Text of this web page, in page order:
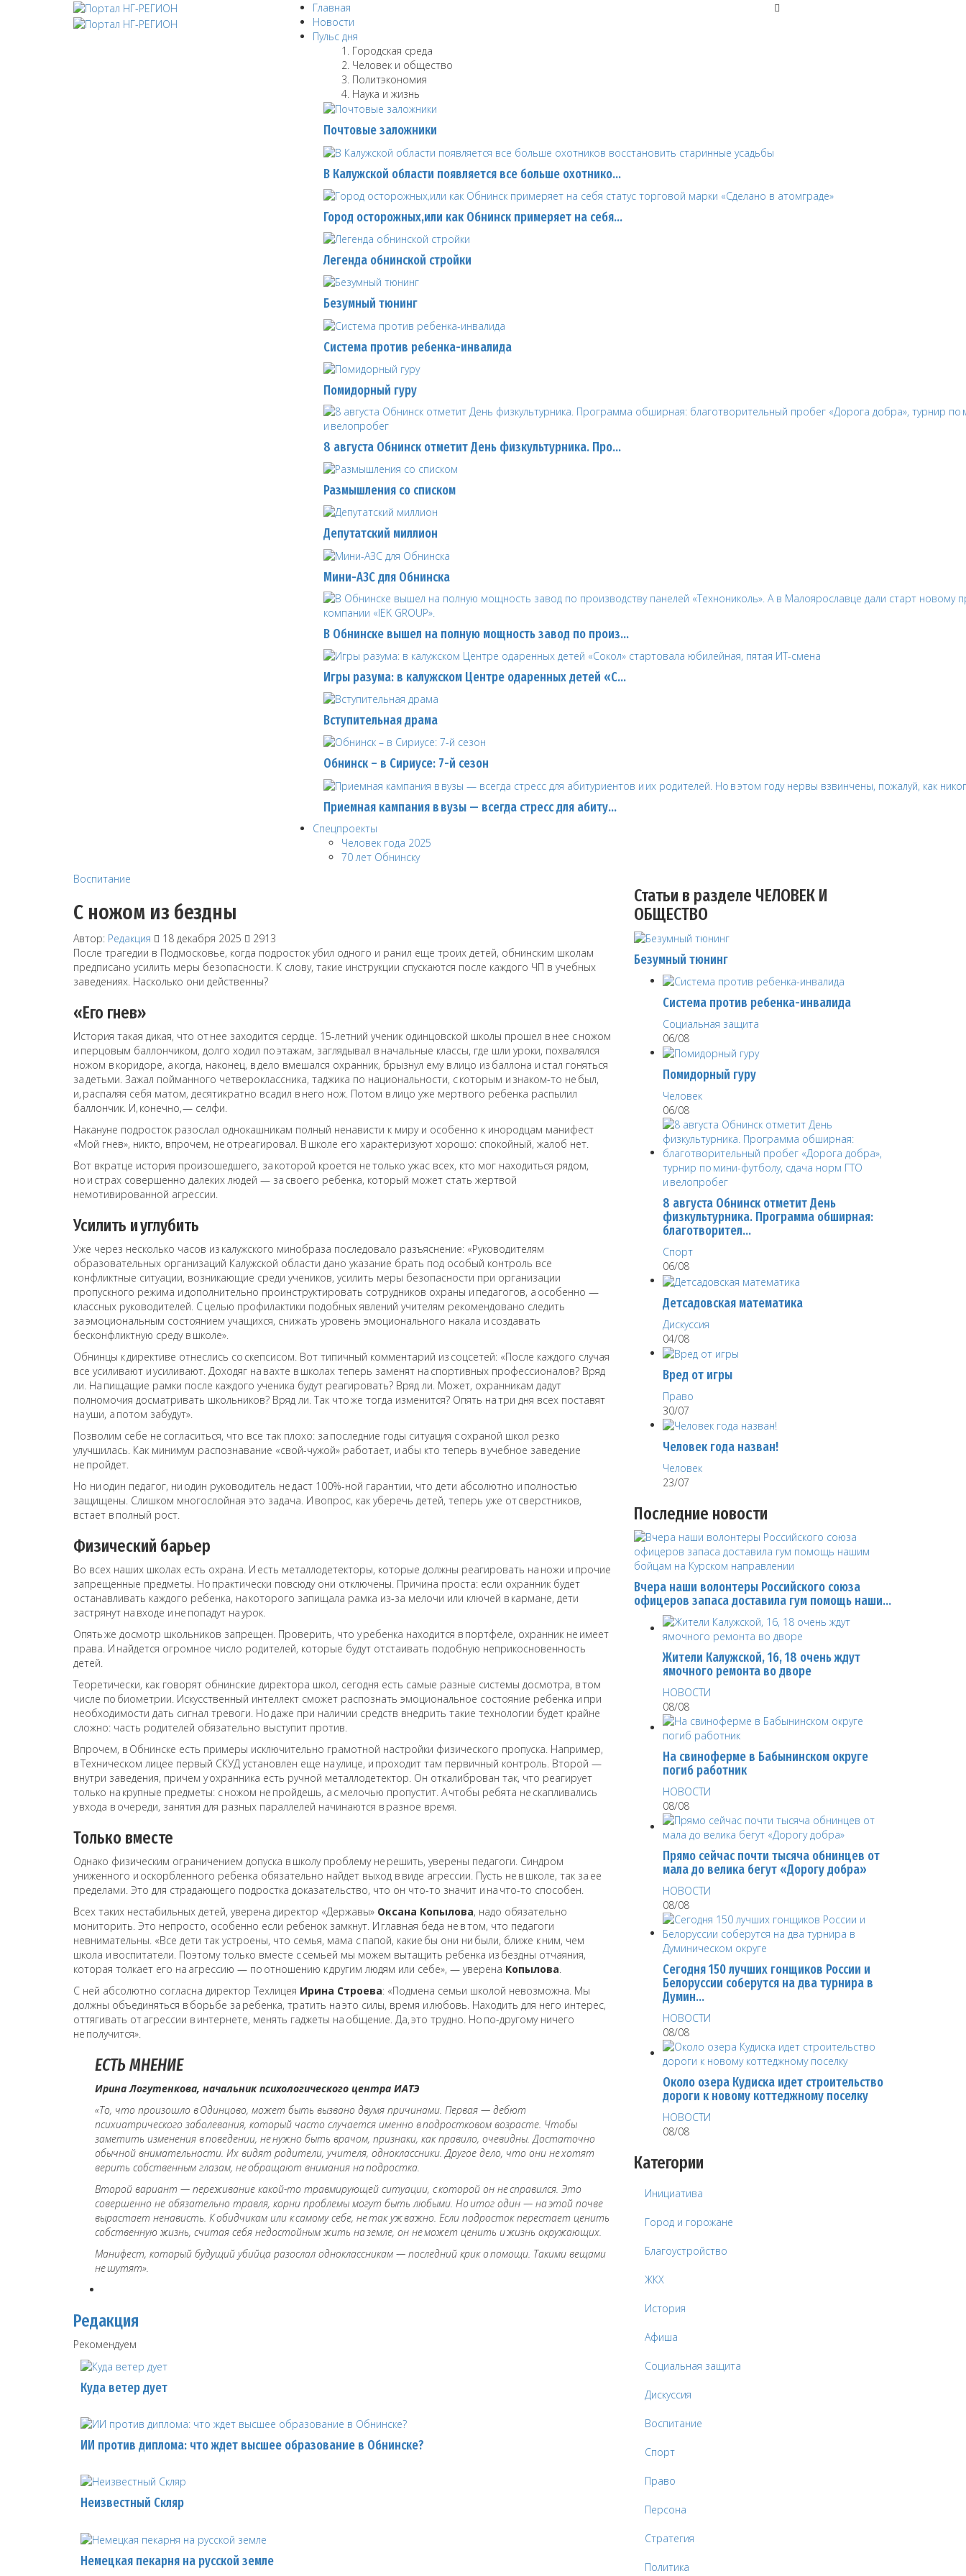
Главная
Новости
Пульс дня
Городская среда
Человек и общество
Политэкономия
Наука и жизнь
Почтовые заложники
В Калужской области появляется все больше охотнико…
Город осторожных,или как Обнинск примеряет на себя…
Легенда обнинской стройки
Безумный тюнинг
Система против ребенка-инвалида
Помидорный гуру
8 августа Обнинск отметит День физкультурника. Про…
Размышления со списком
Депутатский миллион
Мини-АЗС для Обнинска
В Обнинске вышел на полную мощность завод по произ…
Игры разума: в калужском Центре одаренных детей «С…
Вступительная драма
Обнинск – в Сириусе: 7-й сезон
Приемная кампания в вузы — всегда стресс для абиту…
Спецпроекты
Человек года 2025
70 лет Обнинску
Воспитание
С ножом из бездны
Автор: Редакция 18 декабря 2025
2913
После трагедии в Подмосковье, когда подросток убил одного и ранил еще троих детей, обнинским школам
предписано усилить меры безопасности. К слову, такие инструкции спускаются после каждого ЧП в учебных
заведениях. Насколько они действенны?
«Его гнев»
История такая дикая, что от нее заходится сердце. 15-летний ученик одинцовской школы прошел в нее с ножом
и перцовым баллончиком, долго ходил по этажам, заглядывал в начальные классы, где шли уроки, похвалялся
ножом в коридоре, а когда, наконец, в дело вмешался охранник, брызнул ему в лицо из баллона и стал гоняться
за детьми. Зажал пойманного четвероклассника, таджика по национальности, с которым и знаком-то не был,
и, распаляя себя матом, десятикратно всадил в него нож. Потом в лицо уже мертвого ребенка распылил
баллончик. И, конечно, — селфи.
Накануне подросток разослал однокашникам полный ненависти к миру и особенно к инородцам манифест
«Мой гнев», никто, впрочем, не отреагировал. В школе его характеризуют хорошо: спокойный, жалоб нет.
Вот вкратце история произошедшего, за которой кроется не только ужас всех, кто мог находиться рядом,
но и страх совершенно далеких людей — за своего ребенка, который может стать жертвой
немотивированной агрессии.
Усилить и углубить
Уже через несколько часов из калужского минобраза последовало разъяснение: «Руководителям
образовательных организаций Калужской области дано указание брать под особый контроль все
конфликтные ситуации, возникающие среди учеников, усилить меры безопасности при организации
пропускного режима и дополнительно проинструктировать сотрудников охраны и педагогов, а особенно —
классных руководителей. С целью профилактики подобных явлений учителям рекомендовано следить
за эмоциональным состоянием учащихся, снижать уровень эмоционального накала и создавать
бесконфликтную среду в школе».
Обнинцы к директиве отнеслись со скепсисом. Вот типичный комментарий из соцсетей: «После каждого случая
все усиливают и усиливают. Доходяг на вахте в школах теперь заменят на спортивных профессионалов? Вряд
ли. На пищащие рамки после каждого ученика будут реагировать? Вряд ли. Может, охранникам дадут
полномочия досматривать школьников? Вряд ли. Так что же тогда изменится? Опять на три дня всех поставят
на уши, а потом забудут».
Позволим себе не согласиться, что все так плохо: за последние годы ситуация с охраной школ резко
улучшилась. Как минимум распознавание «свой-чужой» работает, и абы кто теперь в учебное заведение
не пройдет.
Но ни один педагог, ни один руководитель не даст 100%-ной гарантии, что дети абсолютно и полностью
защищены. Слишком многослойная это задача. И вопрос, как уберечь детей, теперь уже от сверстников,
встает в полный рост.
Физический барьер
Во всех наших школах есть охрана. И есть металлодетекторы, которые должны реагировать на ножи и прочие
запрещенные предметы. Но практически повсюду они отключены. Причина проста: если охранник будет
останавливать каждого ребенка, на которого запищала рамка из-за мелочи или ключей в кармане, дети
застрянут на входе и не попадут на урок.
Опять же досмотр школьников запрещен. Проверить, что у ребенка находится в портфеле, охранник не имеет
права. И найдется огромное число родителей, которые будут отстаивать подобную неприкосновенность
детей.
Теоретически, как говорят обнинские директора школ, сегодня есть самые разные системы досмотра, в том
числе по биометрии. Искусственный интеллект сможет распознать эмоциональное состояние ребенка и при
необходимости дать сигнал тревоги. Но даже при наличии средств внедрить такие технологии будет крайне
сложно: часть родителей обязательно выступит против.
Впрочем, в Обнинске есть примеры исключительно грамотной настройки физического пропуска. Например,
в Техническом лицее первый СКУД установлен еще на улице, и проходит там первичный контроль. Второй —
внутри заведения, причем у охранника есть ручной металлодетектор. Он откалиброван так, что реагирует
только на крупные предметы: с ножом не пройдешь, а с мелочью пропустит. А чтобы ребята не скапливались
у входа в очереди, занятия для разных параллелей начинаются в разное время.
Только вместе
Однако физическим ограничением допуска в школу проблему не решить, уверены педагоги. Синдром
униженного и оскорбленного ребенка обязательно найдет выход в виде агрессии. Пусть не в школе, так за ее
пределами. Это для страдающего подростка доказательство, что он что-то значит и на что-то способен.
Всех таких нестабильных детей, уверена директор «Державы» Оксана Копылова, надо обязательно
мониторить. Это непросто, особенно если ребенок замкнут. И главная беда не в том, что педагоги
невнимательны. «Все дети так устроены, что семья, мама с папой, какие бы они ни были, ближе к ним, чем
школа и воспитатели. Поэтому только вместе с семьей мы можем вытащить ребенка из бездны отчаяния,
которая толкает его на агрессию — по отношению к другим людям или себе», — уверена Копылова
С ней абсолютно согласна директор Техлицея Ирина Строева: «Подмена семьи школой невозможна. Мы
должны объединяться в борьбе за ребенка, тратить на это силы, время и любовь. Находить для него интерес,
оттягивать от агрессии в интернете, менять гаджеты на общение. Да, это трудно. Но по-другому ничего
не получится».
ЕСТЬ МНЕНИЕ
Ирина Логутенкова, начальник психологического центра ИАТЭ
«То, что произошло в Одинцово, может быть вызвано двумя причинами. Первая — дебют
психиатрического заболевания, который часто случается именно в подростковом возрасте. Чтобы
заметить изменения в поведении, не нужно быть врачом, признаки, как правило, очевидны. Достаточно
обычной внимательности. Их видят родители, учителя, одноклассники. Другое дело, что они не хотят
верить собственным глазам, не обращают внимания на подростка.
Второй вариант — переживание какой-то травмирующей ситуации, с которой он не справился. Это
совершенно не обязательно травля, корни проблемы могут быть любыми. Но итог один — на этой почве
вырастает ненависть. К обидчикам или к самому себе, не так уж важно. Если подросток перестает ценить
собственную жизнь, считая себя недостойным жить на земле, он не может ценить и жизнь окружающих.
Манифест, который будущий убийца разослал одноклассникам — последний крик о помощи. Такими вещами
не шутят».
Редакция
Рекомендуем
Куда ветер дует
ИИ против диплома: что ждет высшее образование в Обнинске?
Неизвестный Скляр
Немецкая пекарня на русской земле
Статьи в разделе ЧЕЛОВЕК И
ОБЩЕСТВО
Безумный тюнинг
Система против ребенка-инвалида
Социальная защита
06/08
Помидорный гуру
Человек
06/08
8 августа Обнинск отметит День
физкультурника. Программа обширная:
благотворител…
Спорт
06/08
Детсадовская математика
Дискуссия
04/08
Вред от игры
Право
30/07
Человек года назван!
Человек
23/07
Последние новости
Вчера наши волонтеры Российского союза
офицеров запаса доставила гум помощь наши…
Жители Калужской, 16, 18 очень ждут
ямочного ремонта во дворе
НОВОСТИ
08/08
На свиноферме в Бабынинском округе
погиб работник
НОВОСТИ
08/08
Прямо сейчас почти тысяча обнинцев от
мала до велика бегут «Дорогу добра»
НОВОСТИ
08/08
Сегодня 150 лучших гонщиков России и
Белоруссии соберутся на два турнира в
Думин…
НОВОСТИ
08/08
Около озера Кудиска идет строительство
дороги к новому коттеджному поселку
НОВОСТИ
08/08
Категории
Инициатива
Город и горожане
Благоустройство
ЖКХ
История
Афиша
Социальная защита
Дискуссия
Воспитание
Спорт
Право
Персона
Стратегия
Политика